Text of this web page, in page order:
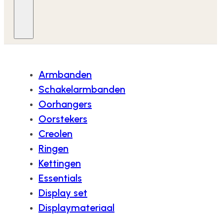
Armbanden
Schakelarmbanden
Oorhangers
Oorstekers
Creolen
Ringen
Kettingen
Essentials
Display set
Displaymateriaal